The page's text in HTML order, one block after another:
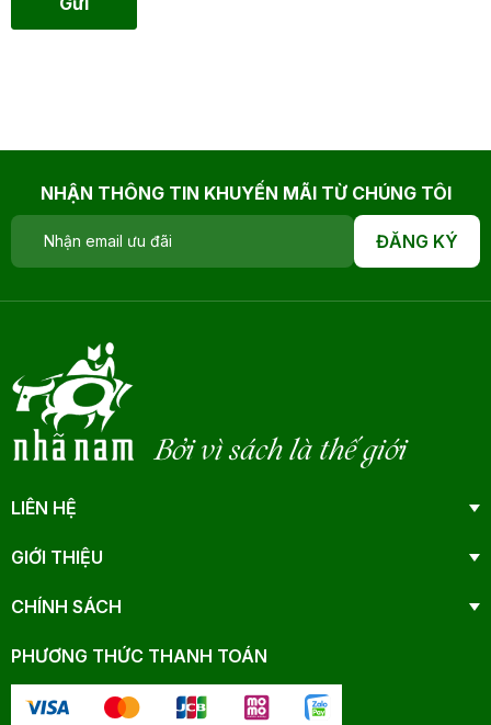
NHẬN THÔNG TIN KHUYẾN MÃI TỪ CHÚNG TÔI
ĐĂNG KÝ
Bởi vì sách là thế giới
LIÊN HỆ
GIỚI THIỆU
CHÍNH SÁCH
PHƯƠNG THỨC THANH TOÁN